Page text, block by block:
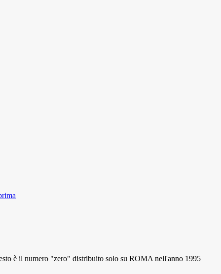
è il numero "zero" distribuito solo su ROMA nell'anno 1995